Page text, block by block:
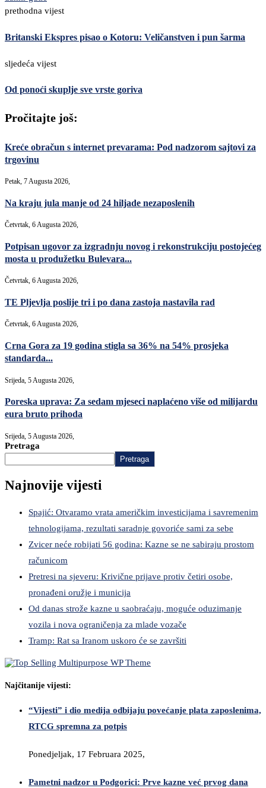
prethodna vijest
Britanski Ekspres pisao o Kotoru: Veličanstven i pun šarma
sljedeća vijest
Od ponoći skuplje sve vrste goriva
Pročitajte još:
Kreće obračun s internet prevarama: Pod nadzorom sajtovi za
trgovinu
Petak, 7 Augusta 2026,
Na kraju jula manje od 24 hiljade nezaposlenih
Četvrtak, 6 Augusta 2026,
Potpisan ugovor za izgradnju novog i rekonstrukciju postojećeg
mosta u produžetku Bulevara...
Četvrtak, 6 Augusta 2026,
TE Pljevlja poslije tri i po dana zastoja nastavila rad
Četvrtak, 6 Augusta 2026,
Crna Gora za 19 godina stigla sa 36% na 54% prosjeka
standarda...
Srijeda, 5 Augusta 2026,
Poreska uprava: Za sedam mjeseci naplaćeno više od milijardu
eura bruto prihoda
Srijeda, 5 Augusta 2026,
Pretraga
Pretraga
Najnovije vijesti
Spajić: Otvaramo vrata američkim investicijama i savremenim
tehnologijama, rezultati saradnje govoriće sami za sebe
Zvicer neće robijati 56 godina: Kazne se ne sabiraju prostom
računicom
Pretresi na sjeveru: Krivične prijave protiv četiri osobe,
pronađeni oružje i municija
Od danas strože kazne u saobraćaju, moguće oduzimanje
vozila i nova ograničenja za mlade vozače
Tramp: Rat sa Iranom uskoro će se završiti
Najčitanije vijesti:
“Vijesti” i dio medija odbijaju povećanje plata zaposlenima,
RTCG spremna za potpis
Ponedjeljak, 17 Februara 2025,
Pametni nadzor u Podgorici: Prve kazne već prvog dana